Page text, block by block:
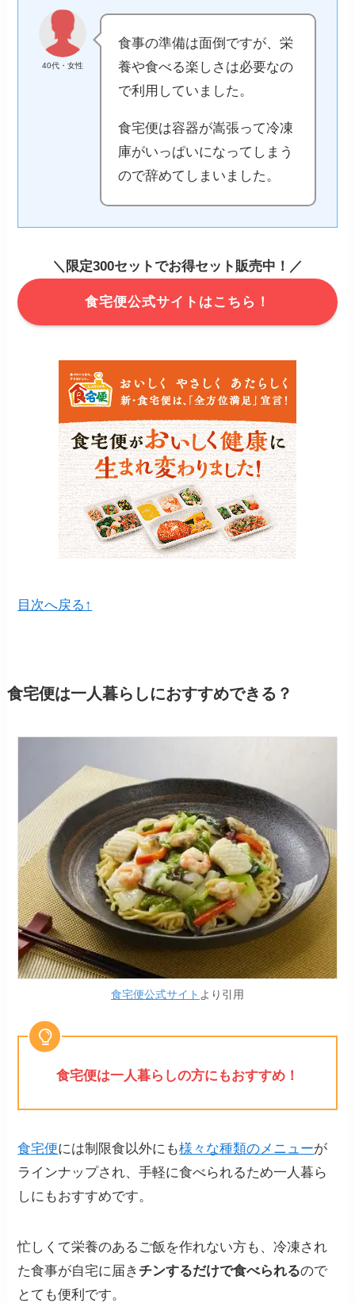
40代・女性
食事の準備は面倒ですが、栄
養や食べる楽しさは必要なの
で利用していました。
食宅便は容器が嵩張って冷凍
庫がいっぱいになってしまう
ので辞めてしまいました。
＼限定300セットでお得セット販売中！／
食宅便公式サイトはこちら！
目次へ戻る↑
食宅便は一人暮らしにおすすめできる？
食宅便公式サイト より引用
食宅便は一人暮らしの方にもおすすめ！
食宅便には制限食以外にも様々な種類のメニューが
ラインナップされ、手軽に食べられるため一人暮ら
しにもおすすめです。
忙しくて栄養のあるご飯を作れない方も、冷凍され
た食事が自宅に届きチンするだけで食べられるので
とても便利です。